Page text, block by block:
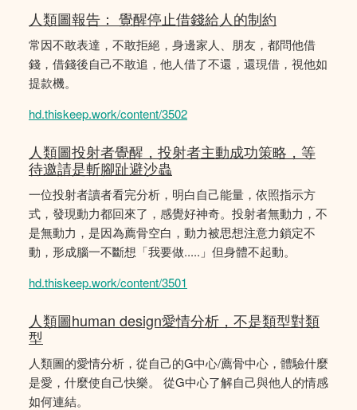
人類圖報告： 覺醒停止借錢給人的制約
常因不敢表達，不敢拒絕，身邊家人、朋友，都問他借
錢，借錢後自己不敢追，他人借了不還，還現借，視他如
提款機。
hd.thiskeep.work/content/3502
人類圖投射者覺醒，投射者主動成功策略，等
待邀請是斬腳趾避沙蟲
一位投射者讀者看完分析，明白自己能量，依照指示方
式，發現動力都回來了，感覺好神奇。投射者無動力，不
是無動力，是因為薦骨空白，動力被思想注意力鎖定不
動，形成腦一不斷想「我要做.....」但身體不起動。
hd.thiskeep.work/content/3501
人類圖human design愛情分析，不是類型對類
型
人類圖的愛情分析，從自己的G中心/薦骨中心，體驗什麼
是愛，什麼使自己快樂。 從G中心了解自己與他人的情感
如何連結。